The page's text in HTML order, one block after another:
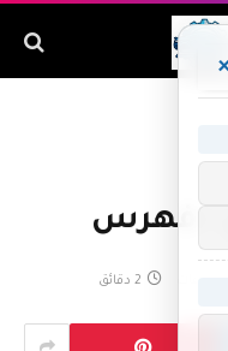
– فهرس
2 دقائق